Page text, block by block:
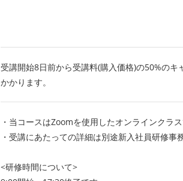
受講開始8日前から受講料(購入価格)の50%の
かかります。
・当コースはZoomを使用したオンラインクラス
・受講にあたっての詳細は別途新入社員研修事
<研修時間について>